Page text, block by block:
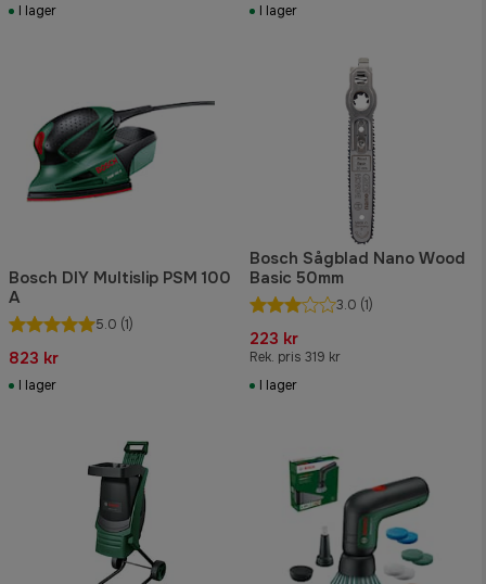
I lager
I lager
Bosch DIY Multislip PSM 100
A
5.0 (1)
823 kr
I lager
Bosch Sågblad Nano Wood
Basic 50mm
3.0 (1)
223 kr
Rek. pris 319 kr
I lager